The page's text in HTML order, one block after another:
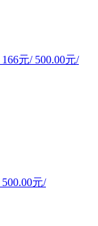
166元/ 500.00元/
500.00元/